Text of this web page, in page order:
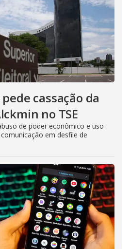
cassação da
no TSE
de poder econômico e uso
em desfile de